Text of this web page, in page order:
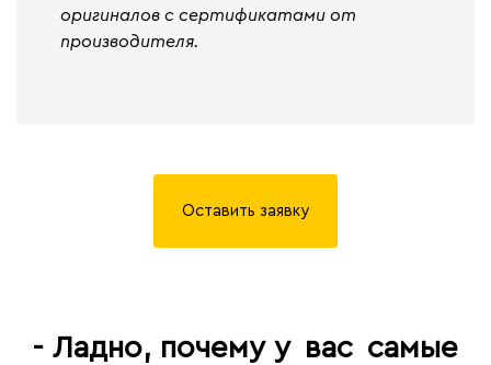
оригиналов с сертификатами от
производителя.
Оставить заявку
- Ладно, почему у вас самые